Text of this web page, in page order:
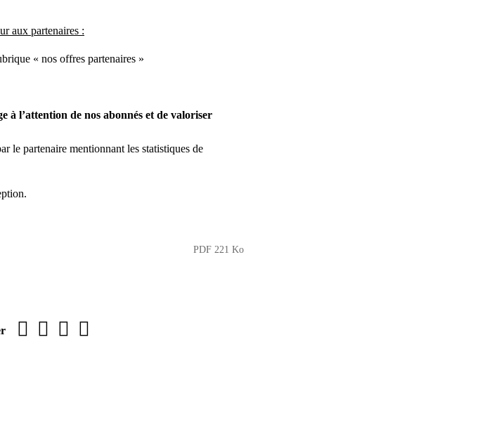
aux partenaires :
« nos offres partenaires »
à l’attention de nos abonnés et de valoriser
le partenaire mentionnant les statistiques de
PDF 221 Ko
Imprimer la page
sur Facebook
par WhatsApp